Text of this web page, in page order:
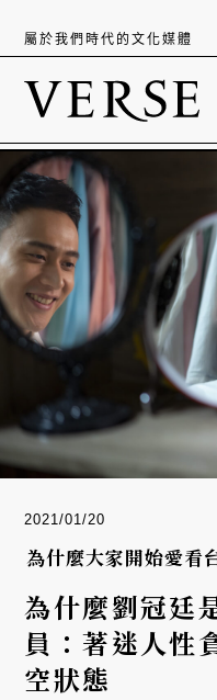
屬於我們時代的文化媒體
2021/01/20
為什麼大家開始愛看
為什麼劉冠廷
員：著迷人性
空狀態